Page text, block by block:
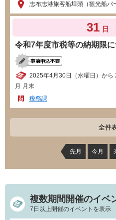
志布志港旅客船埠頭（観光船バ
31 日
令和7年度市税等の納期限
2025年4月30日（水曜日）か
月 月末
税務課
全件
先月 今月
複数期間開催のイベ
7日以上開催のイベントを表示